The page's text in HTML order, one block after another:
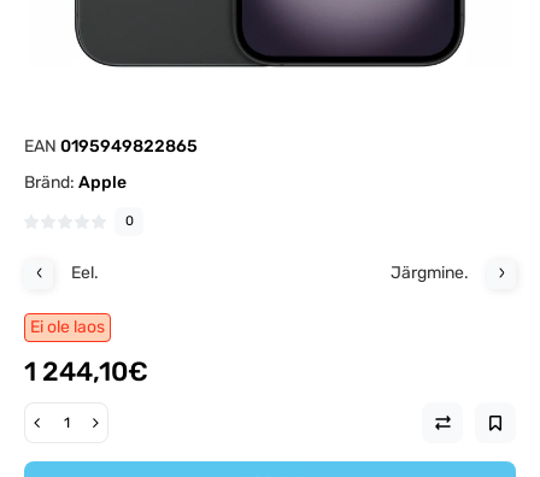
EAN 0195949822865
Bränd: Apple
0
Eel. Järgmine.
Ei ole laos
1 244,10€